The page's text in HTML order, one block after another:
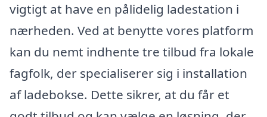
vigtigt at have en pålidelig ladestation i
nærheden. Ved at benytte vores platform
kan du nemt indhente tre tilbud fra lokale
fagfolk, der specialiserer sig i installation
af ladebokse. Dette sikrer, at du får et